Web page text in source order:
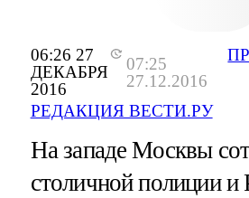
06:26 27
ДЕКАБРЯ
2016
07:25
27.12.2016
РЕДАКЦИЯ ВЕСТИ.РУ
На западе Москвы
столичной полиции и